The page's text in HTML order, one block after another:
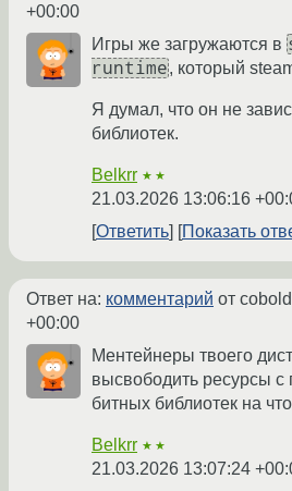
+00:00
Игры же загружаются в
runtime, который
Я думал, что он не
библиотек.
Belkrr ★★
21.03.2026 13:06:16
Ответить Показать
Ответ на: комментарий от cobold
+00:00
Ментейнеры твоего
высвободить ресурсы с
битных библиотек на
Belkrr ★★
21.03.2026 13:07:24